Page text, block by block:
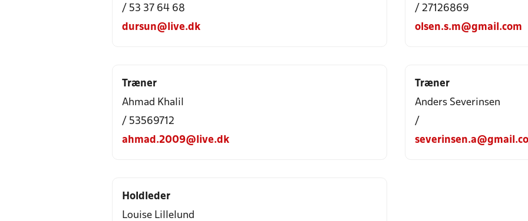
/ 53 37 64 68
dursun@live.dk
/ 27126869
olsen.s.m@gmail.com
Træner
Ahmad Khalil
/ 53569712
ahmad.2009@live.dk
Træner
Anders Severinsen
/
Holdleder
Louise Lillelund